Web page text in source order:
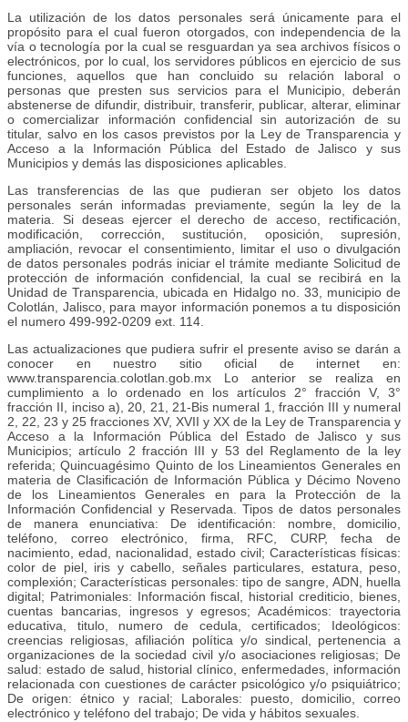
La utilización de los datos personales será únicamente para el
propósito para el cual fueron otorgados, con independencia de la
vía o tecnología por la cual se resguardan ya sea archivos físicos o
electrónicos, por lo cual, los servidores públicos en ejercicio de sus
funciones, aquellos que han concluido su relación laboral o
personas que presten sus servicios para el Municipio, deberán
abstenerse de difundir, distribuir, transferir, publicar, alterar, eliminar
o comercializar información confidencial sin autorización de su
titular, salvo en los casos previstos por la Ley de Transparencia y
Acceso a la Información Pública del Estado de Jalisco y sus
Municipios y demás las disposiciones aplicables.
Las transferencias de las que pudieran ser objeto los datos
personales serán informadas previamente, según la ley de la
materia. Si deseas ejercer el derecho de acceso, rectificación,
modificación, corrección, sustitución, oposición, supresión,
ampliación, revocar el consentimiento, limitar el uso o divulgación
de datos personales podrás iniciar el trámite mediante Solicitud de
protección de información confidencial, la cual se recibirá en la
Unidad de Transparencia, ubicada en Hidalgo no. 33, municipio de
Colotlán, Jalisco, para mayor información ponemos a tu disposición
el numero 499-992-0209 ext. 114.
Las actualizaciones que pudiera sufrir el presente aviso se darán a
conocer en nuestro sitio oficial de internet en:
www.transparencia.colotlan.gob.mx Lo anterior se realiza en
cumplimiento a lo ordenado en los artículos 2° fracción V, 3°
fracción II, inciso a), 20, 21, 21-Bis numeral 1, fracción III y numeral
2, 22, 23 y 25 fracciones XV, XVII y XX de la Ley de Transparencia y
Acceso a la Información Pública del Estado de Jalisco y sus
Municipios; artículo 2 fracción III y 53 del Reglamento de la ley
referida; Quincuagésimo Quinto de los Lineamientos Generales en
materia de Clasificación de Información Pública y Décimo Noveno
de los Lineamientos Generales en para la Protección de la
Información Confidencial y Reservada. Tipos de datos personales
de manera enunciativa: De identificación: nombre, domicilio,
teléfono, correo electrónico, firma, RFC, CURP, fecha de
nacimiento, edad, nacionalidad, estado civil; Características físicas:
color de piel, iris y cabello, señales particulares, estatura, peso,
complexión; Características personales: tipo de sangre, ADN, huella
digital; Patrimoniales: Información fiscal, historial crediticio, bienes,
cuentas bancarias, ingresos y egresos; Académicos: trayectoria
educativa, titulo, numero de cedula, certificados; Ideológicos:
creencias religiosas, afiliación política y/o sindical, pertenencia a
organizaciones de la sociedad civil y/o asociaciones religiosas; De
salud: estado de salud, historial clínico, enfermedades, información
relacionada con cuestiones de carácter psicológico y/o psiquiátrico;
De origen: étnico y racial; Laborales: puesto, domicilio, correo
electrónico y teléfono del trabajo; De vida y hábitos sexuales.